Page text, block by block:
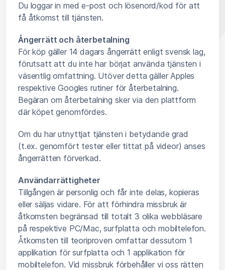
Du loggar in med e-post och lösenord/kod för att
få åtkomst till tjänsten.
Ångerrätt och återbetalning
För köp gäller 14 dagars ångerrätt enligt svensk lag,
förutsatt att du inte har börjat använda tjänsten i
väsentlig omfattning. Utöver detta gäller Apples
respektive Googles rutiner för återbetalning.
Begäran om återbetalning sker via den plattform
där köpet genomfördes.
Om du har utnyttjat tjänsten i betydande grad
(t.ex. genomfört tester eller tittat på videor) anses
ångerrätten förverkad.
Användarrättigheter
Tillgången är personlig och får inte delas, kopieras
eller säljas vidare. För att förhindra missbruk är
åtkomsten begränsad till totalt 3 olika webbläsare
på respektive PC/Mac, surfplatta och mobiltelefon.
Åtkomsten till teoriproven omfattar dessutom 1
applikation för surfplatta och 1 applikation för
mobiltelefon. Vid missbruk förbehåller vi oss rätten